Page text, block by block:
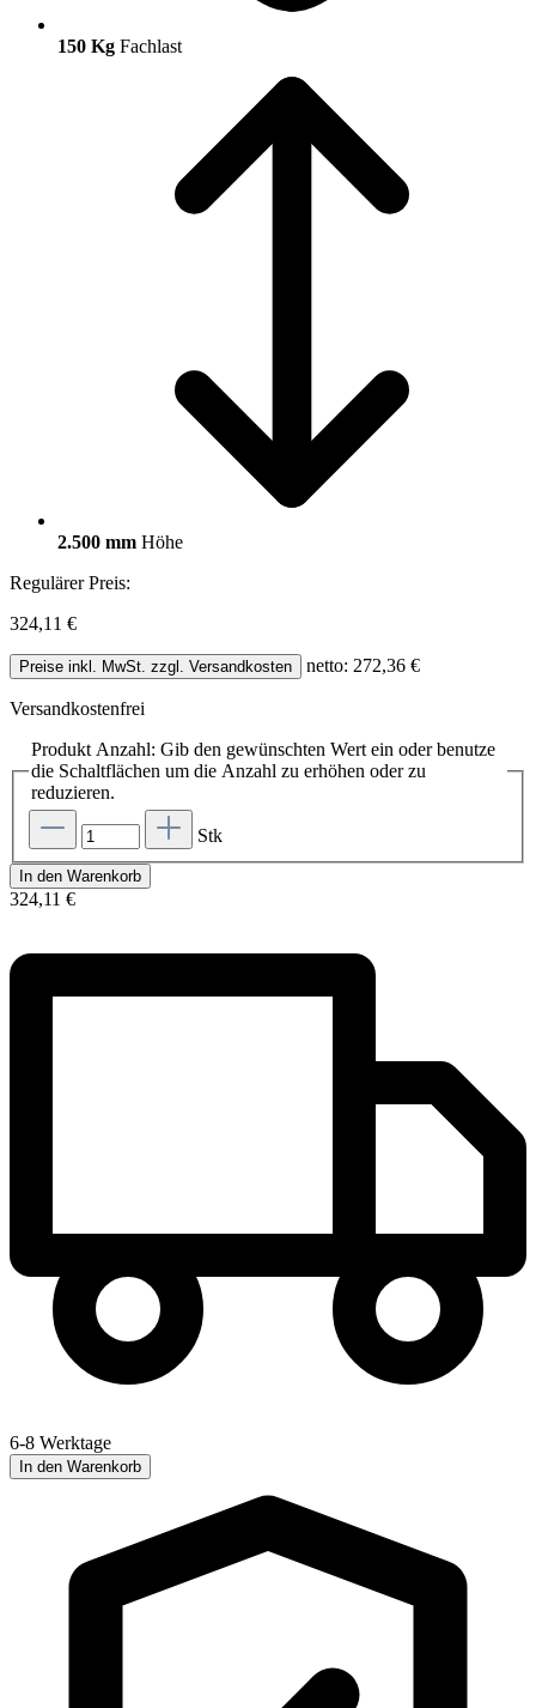
150 Kg Fachlast
2.500 mm Höhe
Regulärer Preis:
324,11 €
Preise inkl. MwSt. zzgl. Versandkosten netto: 272,36 €
Versandkostenfrei
Produkt Anzahl: Gib den gewünschten Wert ein oder benutze
die Schaltflächen um die Anzahl zu erhöhen oder zu
reduzieren.
Stk
In den Warenkorb
324,11 €
6-8 Werktage
In den Warenkorb